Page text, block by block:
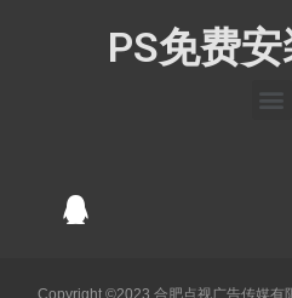
PS免费
Copyright ©2023 合肥点视广告传媒有